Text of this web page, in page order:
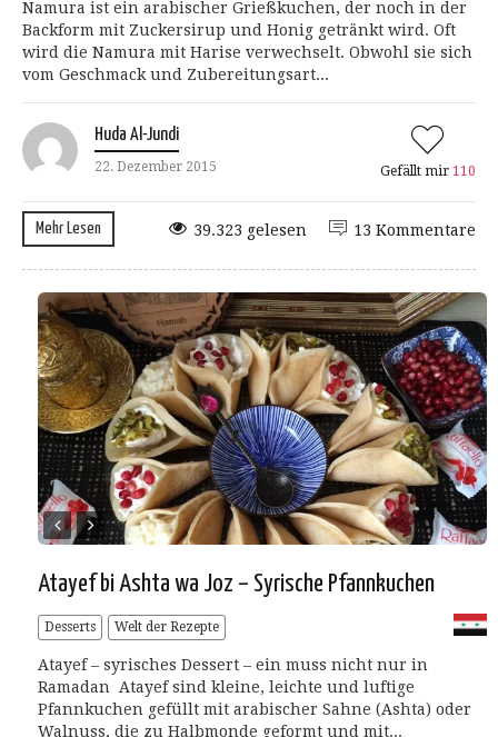
Namura ist ein arabischer Grießkuchen, der noch in der
Backform mit Zuckersirup und Honig getränkt wird. Oft
wird die Namura mit Harise verwechselt. Obwohl sie sich
vom Geschmack und Zubereitungsart...
Huda Al-Jundi
22. Dezember 2015 Gefällt mir 110
Mehr Lesen 13 Kommentare
39.323 gelesen
Atayef bi Ashta wa Joz – Syrische Pfannkuchen
Desserts Welt der Rezepte
Atayef – syrisches Dessert – ein muss nicht nur in
Ramadan Atayef sind kleine, leichte und luftige
Pfannkuchen gefüllt mit arabischer Sahne (Ashta) oder
Walnuss, die zu Halbmonde geformt und mit...